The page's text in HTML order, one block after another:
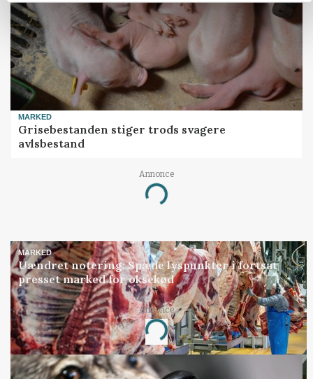
MARKED
Grisebestanden stiger trods svagere
avlsbestand
Annonce
Loading...
MARKED
Uændret notering: Spæde lyspunkter i fortsat
presset marked for oksekød
Annonce
Loading...